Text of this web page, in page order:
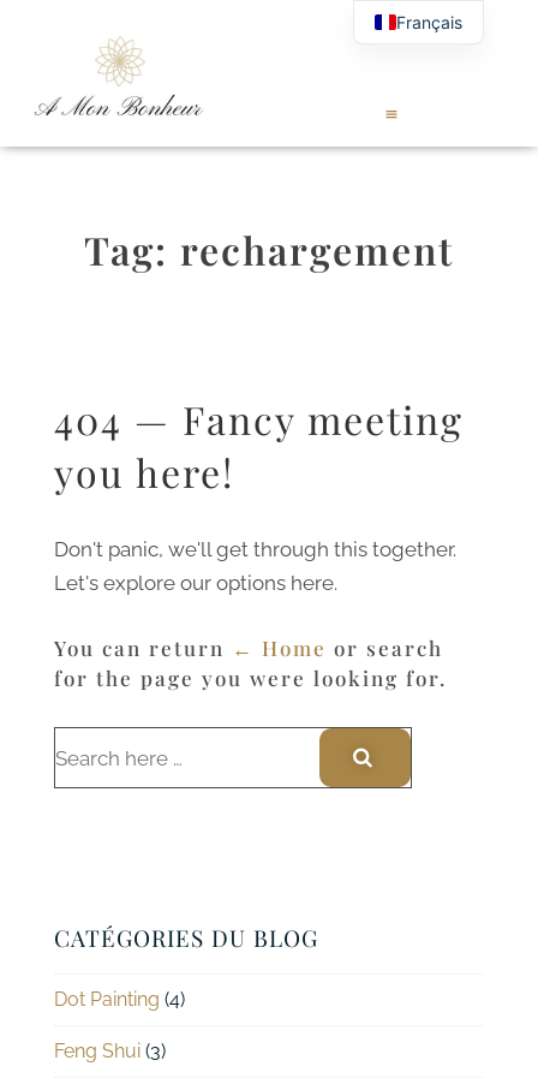
Tag: rechargement
404 — Fancy meeting
you here!
Don't panic, we'll get through this together.
Let's explore our options here.
You can return ← Home or search
for the page you were looking for.
CATÉGORIES DU BLOG
Dot Painting (4)
Feng Shui (3)
Français